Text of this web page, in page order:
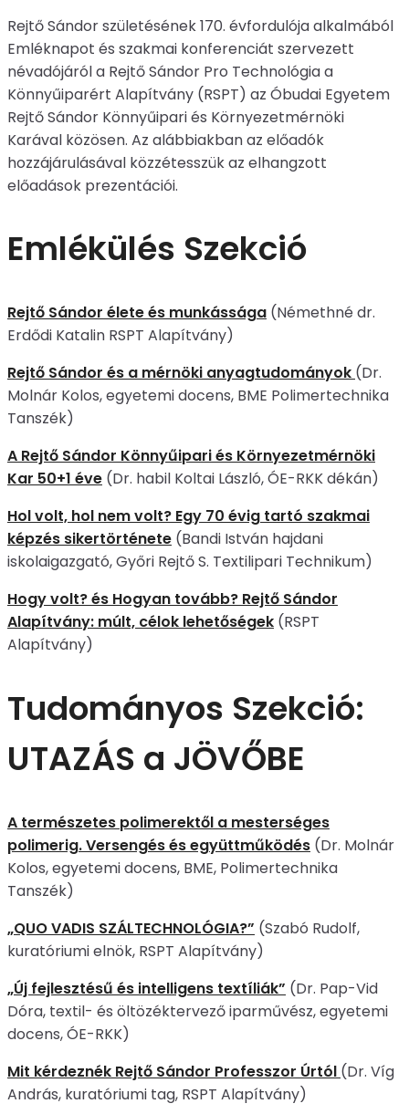
Rejtő Sándor születésének 170. évfordulója alkalmából
Emléknapot és szakmai konferenciát szervezett
névadójáról a Rejtő Sándor Pro Technológia a
Könnyűiparért Alapítvány (RSPT) az Óbudai Egyetem
Rejtő Sándor Könnyűipari és Környezetmérnöki
Karával közösen. Az alábbiakban az előadók
hozzájárulásával közzétesszük az elhangzott
előadások prezentációi.
Emlékülés Szekció
Rejtő Sándor élete és munkássága (Némethné dr.
Erdődi Katalin RSPT Alapítvány)
Rejtő Sándor és a mérnöki anyagtudományok (Dr.
Molnár Kolos, egyetemi docens, BME Polimertechnika
Tanszék)
A Rejtő Sándor Könnyűipari és Környezetmérnöki
Kar 50+1 éve (Dr. habil Koltai László, ÓE-RKK dékán)
Hol volt, hol nem volt? Egy 70 évig tartó szakmai
képzés sikertörténete (Bandi István hajdani
iskolaigazgató, Győri Rejtő S. Textilipari Technikum)
Hogy volt? és Hogyan tovább? Rejtő Sándor
Alapítvány: múlt, célok lehetőségek (RSPT
Alapítvány)
Tudományos Szekció:
UTAZÁS a JÖVŐBE
A természetes polimerektől a mesterséges
polimerig. Versengés és együttműködés (Dr. Molnár
Kolos, egyetemi docens, BME, Polimertechnika
Tanszék)
„QUO VADIS SZÁLTECHNOLÓGIA?” (Szabó Rudolf,
kuratóriumi elnök, RSPT Alapítvány)
„Új fejlesztésű és intelligens textíliák” (Dr. Pap-Vid
Dóra, textil- és öltözéktervező iparművész, egyetemi
docens, ÓE-RKK)
Mit kérdeznék Rejtő Sándor Professzor Úrtól (Dr. Víg
András, kuratóriumi tag, RSPT Alapítvány)